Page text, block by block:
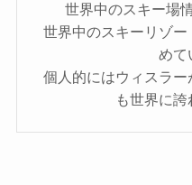
世界中のスキー場
世界中のスキーリゾ
めて
個人的にはウィスラ
も世界に誇